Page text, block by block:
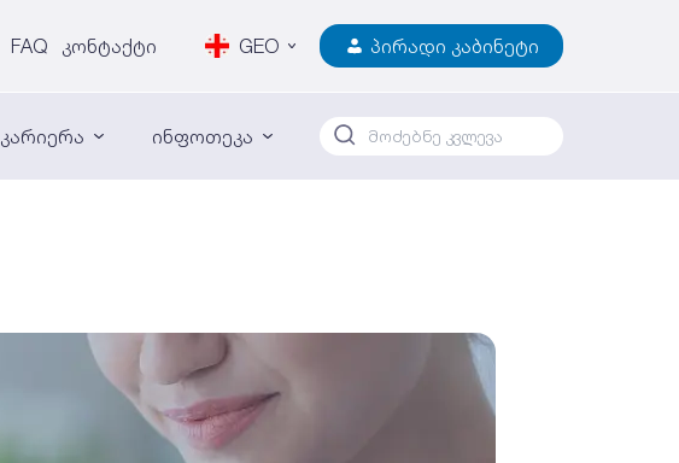
FAQ კონტაქტი GEO პირადი კაბინეტი
კარიერა ინფოთეკა